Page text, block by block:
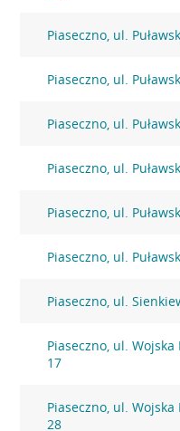
Piaseczno, ul.
Piaseczno, ul.
Piaseczno, ul.
Piaseczno, ul.
Piaseczno, ul.
Piaseczno, ul.
Piaseczno, ul.
Piaseczno, ul. Wojska
17
Piaseczno, ul. Wojska
28